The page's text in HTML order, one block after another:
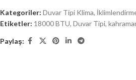
Kategoriler: Duvar Tipi Klima,
Etiketler: 18000 BTU, Duvar Tipi,
Paylaş: